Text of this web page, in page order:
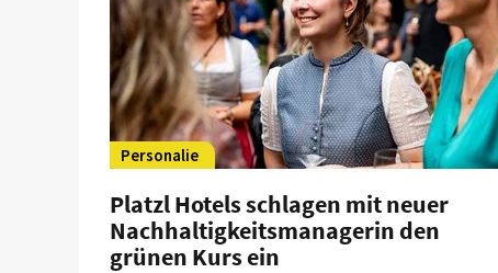
Personalie
Platzl Hotels schlagen mit neuer
Nachhaltigkeitsmanagerin den
grünen Kurs ein